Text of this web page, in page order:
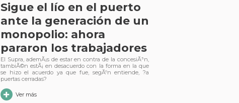
Sigue el lío en el puerto
ante la generación de un
monopolio: ahora
pararon los trabajadores
El Supra, ademÃ¡s de estar en contra de la concesiÃ³n,
tambiÃ©n estÃ¡ en desacuerdo con la forma en la que
se hizo el acuerdo ya que fue, segÃºn entiende, ?a
puertas cerradas?
Ver más